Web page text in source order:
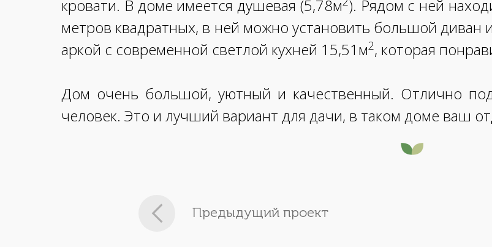
кровати. В доме имеется душевая (5,78м ). Рядом с ней
метров квадратных, в ней можно установить большой диван
аркой с современной светлой кухней 15,51м2, которая
Дом очень большой, уютный и качественный. Отлично
человек. Это и лучший вариант для дачи, в таком доме ваш
Предыдущий проект